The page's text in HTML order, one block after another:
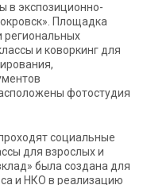
в экспозиционно-
Площадка
региональных
и коворкинг для
фотостудия
социальные
для взрослых и
была создана для
и НКО в реализацию